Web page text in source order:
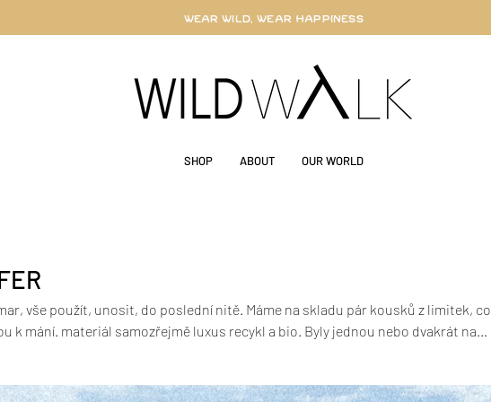
WEAR WILD, WEAR HAPPINESS
SHOP ABOUT OUR WORLD
vše použít, unosit, do poslední nitě. Máme na skladu pár kousků z limitek, co
k mání. materiál samozřejmě luxus recykl a bio. Byly jednou nebo dvakrát na